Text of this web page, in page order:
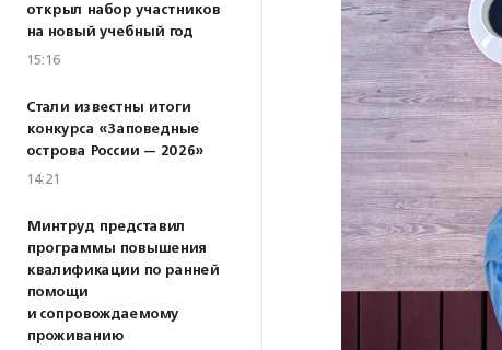
открыл набор участников
на новый учебный год
15:16
Стали известны итоги
конкурса «Заповедные
острова России — 2026»
14:21
Минтруд представил
программы повышения
квалификации по ранней
помощи
и сопровождаемому
проживанию